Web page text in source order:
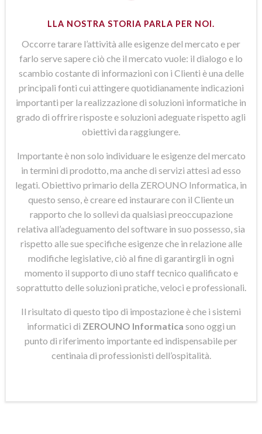
LLA NOSTRA STORIA PARLA PER NOI.
Occorre tarare l’attività alle esigenze del mercato e per
farlo serve sapere ciò che il mercato vuole: il dialogo e lo
scambio costante di informazioni con i Clienti è una delle
principali fonti cui attingere quotidianamente indicazioni
importanti per la realizzazione di soluzioni informatiche in
grado di offrire risposte e soluzioni adeguate rispetto agli
obiettivi da raggiungere.
Importante è non solo individuare le esigenze del mercato
in termini di prodotto, ma anche di servizi attesi ad esso
legati. Obiettivo primario della ZEROUNO Informatica, in
questo senso, è creare ed instaurare con il Cliente un
rapporto che lo sollevi da qualsiasi preoccupazione
relativa all’adeguamento del software in suo possesso, sia
rispetto alle sue specifiche esigenze che in relazione alle
modifiche legislative, ciò al fine di garantirgli in ogni
momento il supporto di uno staff tecnico qualificato e
soprattutto delle soluzioni pratiche, veloci e professionali.
Il risultato di questo tipo di impostazione è che i sistemi
informatici di ZEROUNO Informatica sono oggi un
punto di riferimento importante ed indispensabile per
centinaia di professionisti dell’ospitalità.